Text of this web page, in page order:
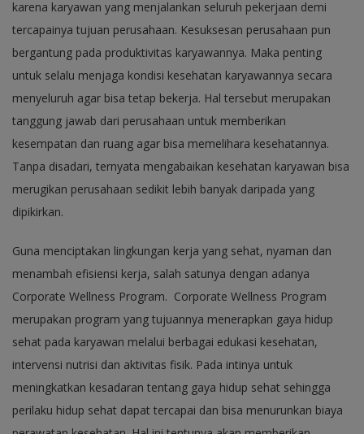
karena karyawan yang menjalankan seluruh pekerjaan demi
tercapainya tujuan perusahaan. Kesuksesan perusahaan pun
bergantung pada produktivitas karyawannya. Maka penting
untuk selalu menjaga kondisi kesehatan karyawannya secara
menyeluruh agar bisa tetap bekerja. Hal tersebut merupakan
tanggung jawab dari perusahaan untuk memberikan
kesempatan dan ruang agar bisa memelihara kesehatannya.
Tanpa disadari, ternyata mengabaikan kesehatan karyawan bisa
merugikan perusahaan sedikit lebih banyak daripada yang
dipikirkan.
Guna menciptakan lingkungan kerja yang sehat, nyaman dan
menambah efisiensi kerja, salah satunya dengan adanya
Corporate Wellness Program. Corporate Wellness Program
merupakan program yang tujuannya menerapkan gaya hidup
sehat pada karyawan melalui berbagai edukasi kesehatan,
intervensi nutrisi dan aktivitas fisik. Pada intinya untuk
meningkatkan kesadaran tentang gaya hidup sehat sehingga
perilaku hidup sehat dapat tercapai dan bisa menurunkan biaya